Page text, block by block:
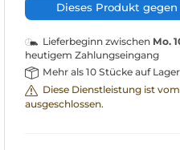
Dieses Produkt
Lieferbeginn zwischen Mo.
heutigem Zahlungseingang
Mehr als 10 Stücke auf Lager
Diese Dienstleistung ist
ausgeschlossen.